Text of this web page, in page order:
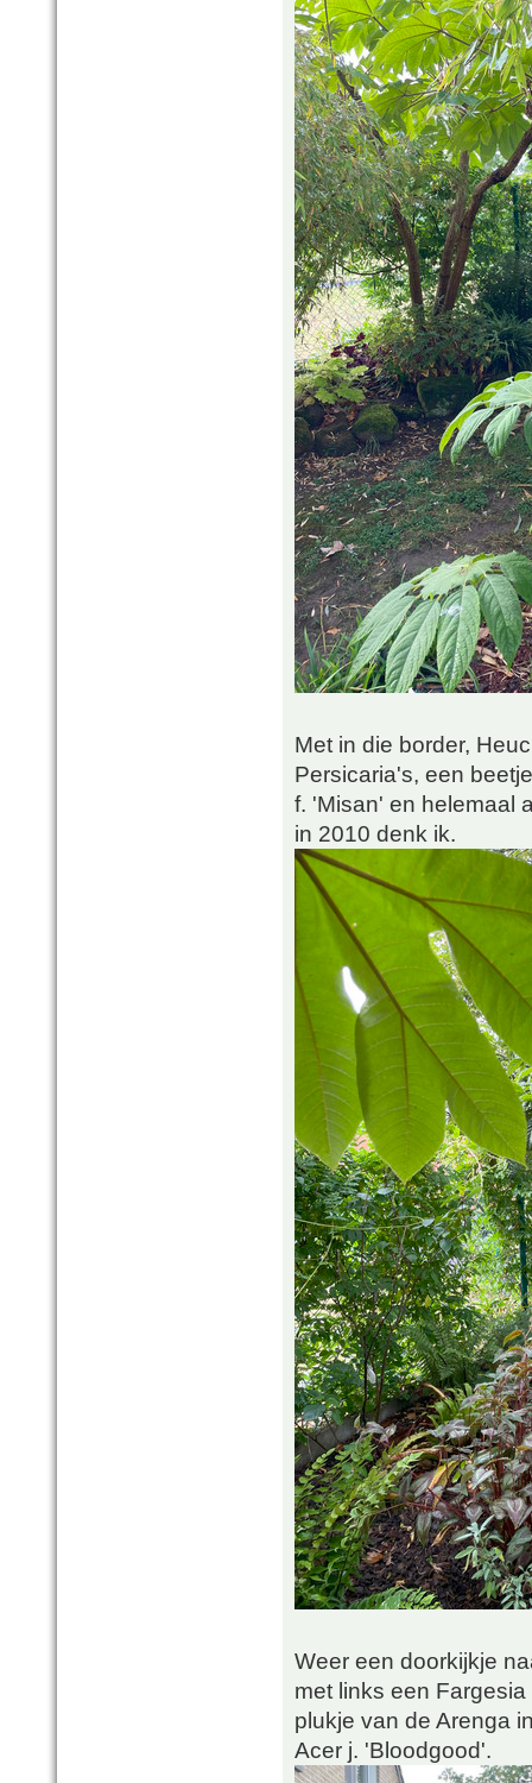
Met in die border,
Persicaria's, een
f. 'Misan' en helemaal
in 2010 denk ik.
Weer een doorkijkje
met links een
plukje van de Arenga
Acer j. 'Bloodgood'.